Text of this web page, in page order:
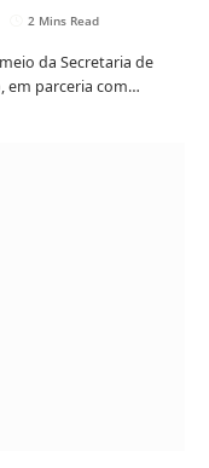
2 Mins Read
da Secretaria de
em parceria com…